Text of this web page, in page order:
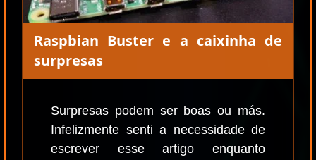
Raspbian Buster e a caixinha de
surpresas
Surpresas podem ser boas ou más.
Infelizmente senti a necessidade de
escrever esse artigo enquanto